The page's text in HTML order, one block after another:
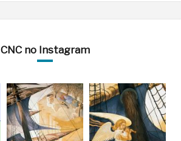
CNC no Instagram